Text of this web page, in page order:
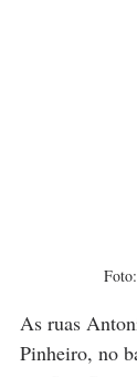
As ruas
Pinheiro, no